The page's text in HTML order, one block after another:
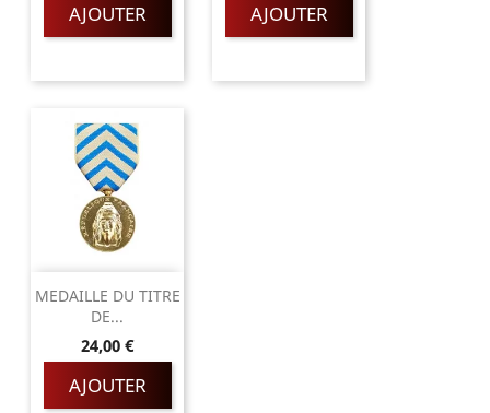
AJOUTER AJOUTER
MEDAILLE DU TITRE
DE...
Prix
24,00 €
AJOUTER